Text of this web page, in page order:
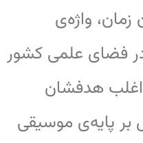
زمان، واژه‌ی
در فضای علمی کشور
اغلب هدفشان
پایه‌ی موسیقی